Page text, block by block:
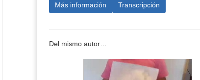
Más información Transcripción
Del mismo autor…